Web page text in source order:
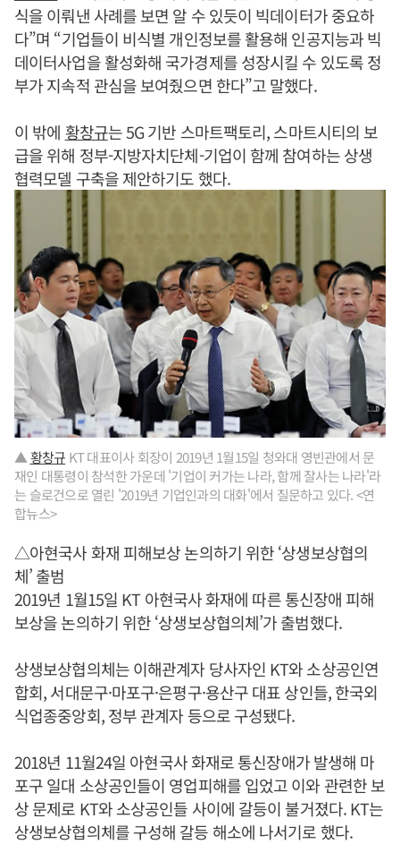
식을 이뤄낸 사례를 보면 알 수 있듯이 빅데이터가 중요하
다”며 “기업들이 비식별 개인정보를 활용해 인공지능과 빅
데이터사업을 활성화해 국가경제를 성장시킬 수 있도록 정
부가 지속적 관심을 보여줬으면 한다”고 말했다.
이 밖에 황창규는 5G 기반 스마트팩토리, 스마트시티의 보
급을 위해 정부-지방자치단체-기업이 함께 참여하는 상생
협력모델 구축을 제안하기도 했다.
▲황창규 KT 대표이사 회장이 2019년 1월15일 청와대 영빈관에서 문
재인 대통령이 참석한 가운데 '기업이 커가는 나라, 함께 잘사는 나라'라
는 슬로건으로 열린 '2019년 기업인과의 대화'에서 질문하고 있다. <연
합뉴스>
△아현국사 화재 피해보상 논의하기 위한 ‘상생보상협의
체’ 출범
2019년 1월15일 KT 아현국사 화재에 따른 통신장애 피해
보상을 논의하기 위한 ‘상생보상협의체’가 출범했다.
상생보상협의체는 이해관계자 당사자인 KT와 소상공인연
합회, 서대문구·마포구·은평구·용산구 대표 상인들, 한국외
식업종중앙회, 정부 관계자 등으로 구성됐다.
2018년 11월24일 아현국사 화재로 통신장애가 발생해 마
포구 일대 소상공인들이 영업피해를 입었고 이와 관련한 보
상 문제로 KT와 소상공인들 사이에 갈등이 불거졌다. KT는
상생보상협의체를 구성해 갈등 해소에 나서기로 했다.